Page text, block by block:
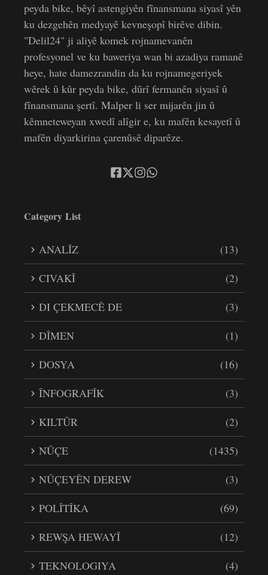
peyda bike, bêyî astengiyên fînansmana siyasî yên
ku dezgehên medyayê kevneşopî birêve dibin.
"Delil24" ji aliyê komek rojnamevanên
profesyonel ve ku baweriya wan bi azadiya ramanê
heye, hate damezrandin da ku rojnamegeriyek
wêrek û kûr peyda bike, dûrî fermanên siyasî û
fînansmana şertî. Malper li ser mijarên jin û
kêmneteweyan xwedî alîgir e, ku mafên kesayetî û
mafên diyarkirina çarenûsê diparêze.
Category List
ANALÎZ
(13)
CIVAKÎ
(2)
DI ÇEKMECÊ DE
(3)
DÎMEN
(1)
DOSYA
(16)
ÎNFOGRAFÎK
(3)
KILTÛR
(2)
NÛÇE
(1435)
NÛÇEYÊN DEREW
(3)
POLÎTÎKA
(69)
REWŞA HEWAYÎ
(12)
TEKNOLOGIYA
(4)